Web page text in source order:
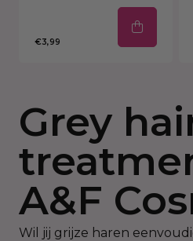
€3,99
Grey
A&F
Wil jij grijze haren